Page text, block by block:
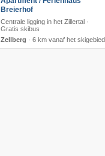
Breierhof
Centrale ligging in het Zillertal ·
Gratis skibus
Zellberg · 6 km vanaf het skigebied